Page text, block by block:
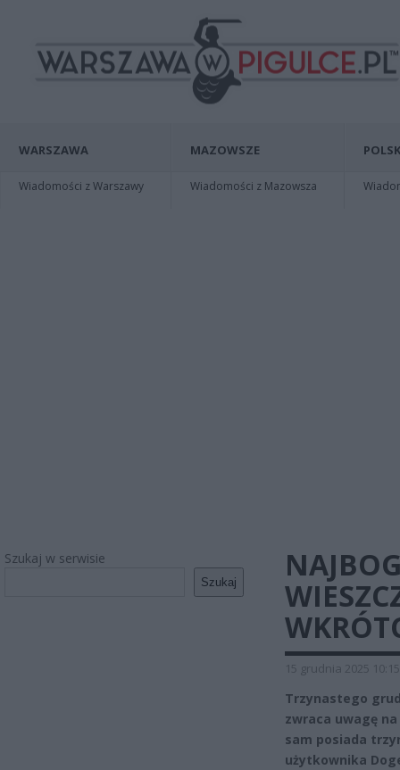
WARSZAWA
Wiadomości z Warszawy
MAZOWSZE
Wiadomości z Mazowsza
Szukaj w serwisie
Szukaj
15 grudnia 2025 10:15
Trzynastego
zwraca uwagę
sam posiada
użytkownika